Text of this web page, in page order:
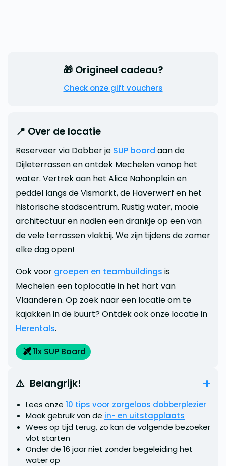
🎁 Origineel cadeau?
Check onze gift vouchers
📍 Over de locatie
Reserveer via Dobber je SUP board aan de
Dijleterrassen en ontdek Mechelen vanop het
water. Vertrek aan het Alice Nahonplein en
peddel langs de Vismarkt, de Haverwerf en het
historische stadscentrum. Rustig water, mooie
architectuur en nadien een drankje op een van
de vele terrassen vlakbij. We zijn tijdens de zomer
elke dag open!
Ook voor groepen en teambuildings is
Mechelen een toplocatie in het hart van
Vlaanderen. Op zoek naar een locatie om te
kajakken in de buurt? Ontdek ook onze locatie in
Herentals.
11x SUP Board
⚠️  Belangrijk!
Lees onze 10 tips voor zorgeloos dobberplezier
Maak gebruik van de in- en uitstapplaats
Wees op tijd terug, zo kan de volgende bezoeker
vlot starten
Onder de 16 jaar niet zonder begeleiding het
water op